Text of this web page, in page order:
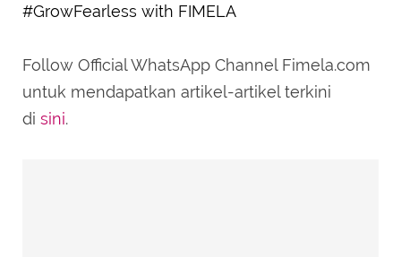
#GrowFearless with FIMELA
Follow Official WhatsApp Channel Fimela.com
untuk mendapatkan artikel-artikel terkini
di sini.